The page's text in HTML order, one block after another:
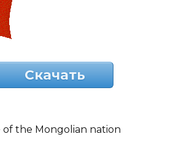
Скачать
the Mongolian nation